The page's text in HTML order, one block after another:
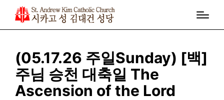
(05.17.26 주일Sunday) [백]
주님 승천 대축일 The
Ascension of the Lord